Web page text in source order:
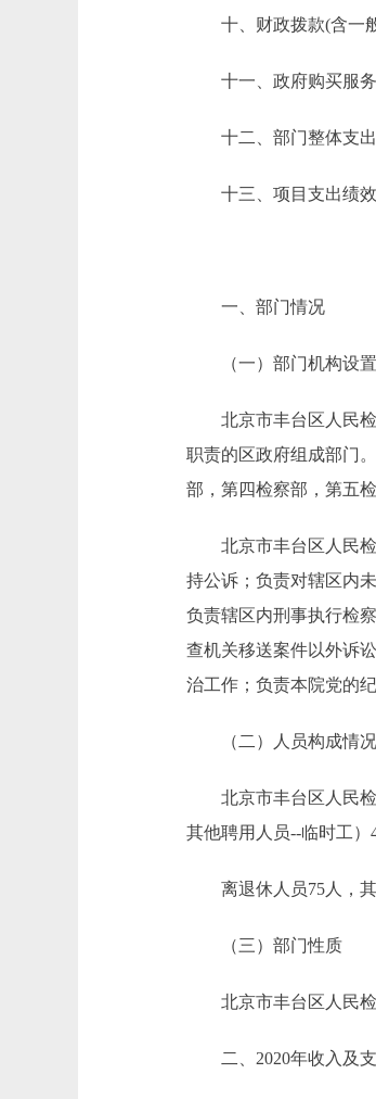
十、财政拨款(含一般
十一、政府购买服务
十二、部门整体支出
十三、项目支出绩效
一、部门情况
（一）部门机构设置
北京市丰台区人民检
职责的区政府组成部门
部，第四检察部，第五
北京市丰台区人民检
持公诉；负责对辖区内
负责辖区内刑事执行检
查机关移送案件以外诉
治工作；负责本院党的
（二）人员构成情况
北京市丰台区人民检
其他聘用人员--临时工）
离退休人员75人，其
（三）部门性质
北京市丰台区人民检
二、2020年收入及支